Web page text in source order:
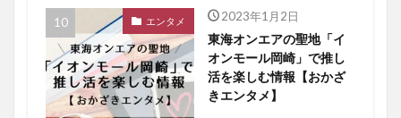
エンタメ 2023年1月2日
東海オンエアの聖地「イ
オンモール岡崎」で推し
活を楽しむ情報【おかざ
きエンタメ】